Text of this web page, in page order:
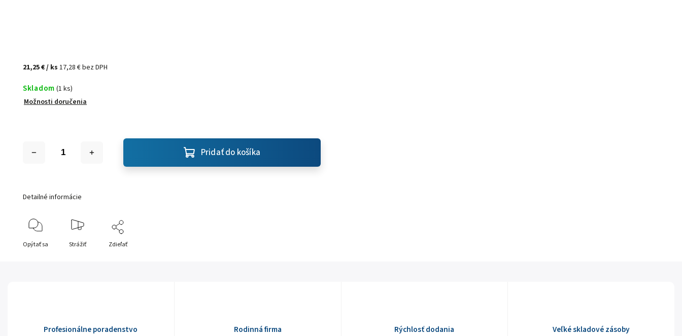
21,25 €/ ks17,28 € bez DPH
Skladom (1 ks)
Možnosti doručenia
Pridať do košíka
Detailné informácie
Opýtať sa Strážiť Zdieľať
Profesionálne poradenstvo Rodinná firma Rýchlosť dodania Veľké skladové zásoby